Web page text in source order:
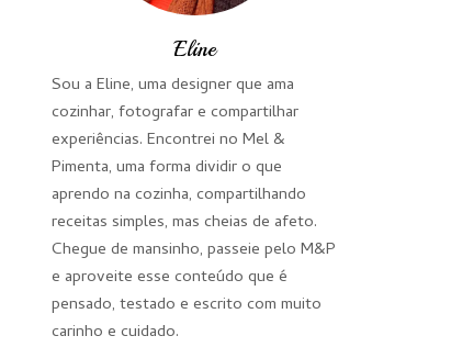
Eline
Sou a Eline, uma designer que ama
cozinhar, fotografar e compartilhar
experiências. Encontrei no Mel &
Pimenta, uma forma dividir o que
aprendo na cozinha, compartilhando
receitas simples, mas cheias de afeto.
Chegue de mansinho, passeie pelo M&P
e aproveite esse conteúdo que é
pensado, testado e escrito com muito
carinho e cuidado.